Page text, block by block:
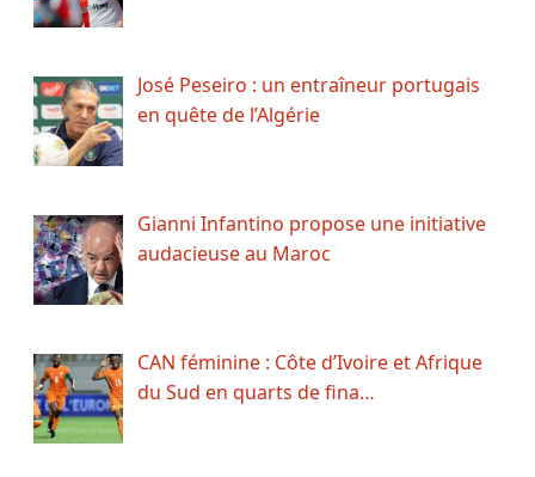
José Peseiro : un entraîneur portugais
en quête de l’Algérie
Gianni Infantino propose une initiative
audacieuse au Maroc
CAN féminine : Côte d’Ivoire et Afrique
du Sud en quarts de fina…